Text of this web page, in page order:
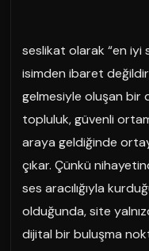
seslikat olarak “en
isimden ibaret
gelmesiyle oluşan bir
topluluk, güvenli
araya geldiğinde
çıkar. Çünkü
ses aracılığıyla
olduğunda, site
dijital bir buluşma